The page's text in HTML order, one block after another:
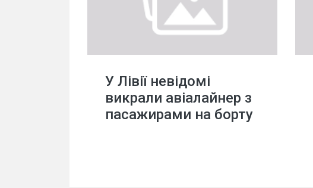
У Лівії невідомі
викрали авіалайнер з
пасажирами на борту